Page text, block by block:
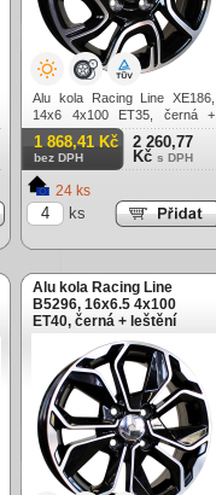
Alu kola Racing Line XE186,
14x6 4x100 ET35, černá +
leštění
1 868,41 Kč
bez DPH
2 260,77
Kč s DPH
24 ks
ks
Alu kola Racing Line
B5296, 16x6.5 4x100
ET40, černá + leštění